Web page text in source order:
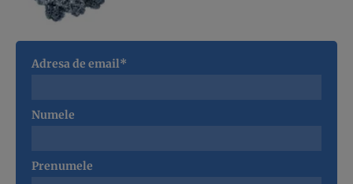
Adresa de email*
Numele
Prenumele